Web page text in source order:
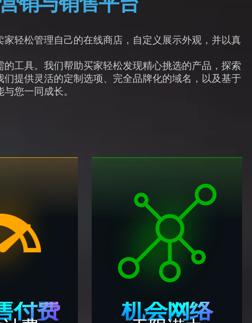
轻松管理自己的在线商店，自定义展示外观，并以真
工具。我们帮助买家轻松发现精心挑选的产品，探索
提供灵活的定制选项、完全品牌化的域名，以及基于
您一同成长。
付费 机会网络